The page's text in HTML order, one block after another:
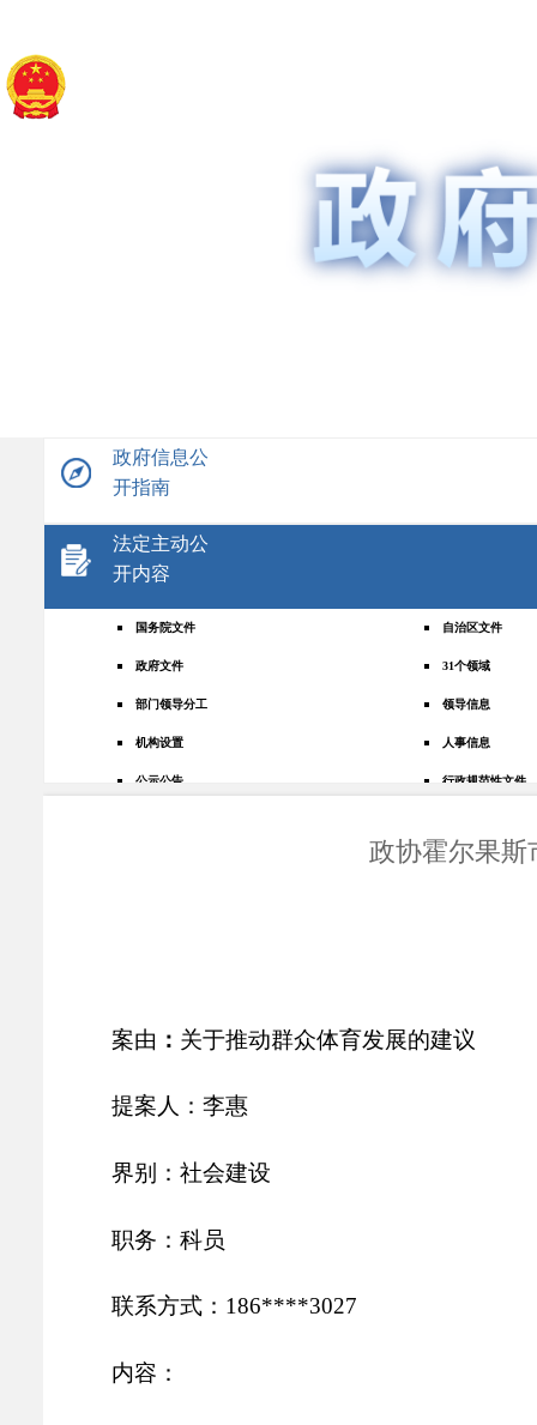
政府信息公
开指南
法定主动公
开内容
国务院文件 自治区文件
政府文件 31个领域
部门领导分工 领导信息
机构设置 人事信息
公示公告 行政规范性文件
财政预决算
助企纾困 重大决策预公开
双随机、一公开
政协霍尔果斯
案由 ： 关于推动群众体育发展的建议
提案人：李惠
界别：社会建设
职务：科员
联系方式： 186****3027
内容：